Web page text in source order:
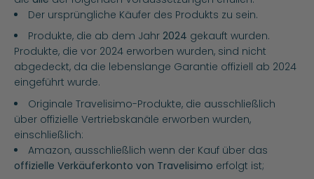
Der ursprüngliche Käufer des Produkts zu sein.
Produkte, die ab dem Jahr 2024 gekauft wurden.
Produkte, die vor 2024 erworben wurden, sind nicht
abgedeckt, da die lebenslange Garantie offiziell ab 2024
eingeführt wurde.
Originale Travelisimo-Produkte, die ausschließlich
über offizielle Vertriebskanäle erworben wurden,
einschließlich:
Amazon, ausschließlich wenn der Kauf über das
offizielle Verkäuferkonto von Travelisimo erfolgt ist;